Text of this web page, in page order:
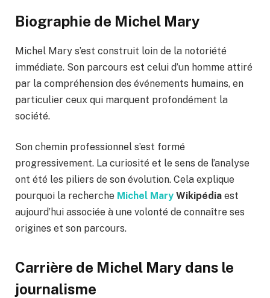
Biographie de Michel Mary
Michel Mary s’est construit loin de la notoriété
immédiate. Son parcours est celui d’un homme attiré
par la compréhension des événements humains, en
particulier ceux qui marquent profondément la
société.
Son chemin professionnel s’est formé
progressivement. La curiosité et le sens de l’analyse
ont été les piliers de son évolution. Cela explique
pourquoi la recherche Michel Mary Wikipédia est
aujourd’hui associée à une volonté de connaître ses
origines et son parcours.
Carrière de Michel Mary dans le
journalisme